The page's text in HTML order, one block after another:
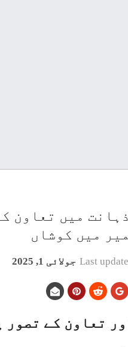
میں تعاون
میں کوشاں
Last جولائی 1, 2025
تعاون کے تصور